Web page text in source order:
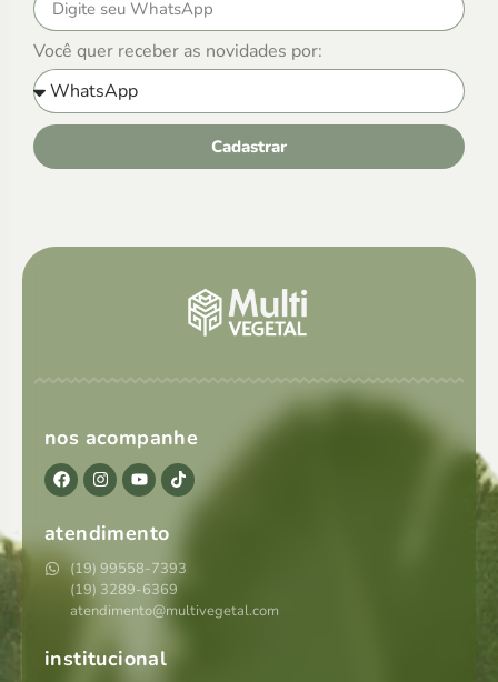
Você quer receber as novidades por:
Cadastrar
nos acompanhe
atendimento
(19) 99558-7393
(19) 3289-6369
atendimento@multivegetal.com
institucional